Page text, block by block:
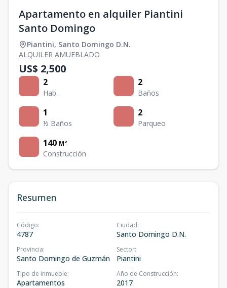
Apartamento en alquiler Piantini
Santo Domingo
Piantini, Santo Domingo D.N.
ALQUILER AMUEBLADO
US$ 2,500
2
Hab.
2
Baños
1
½ Baños
2
Parqueo
140 M²
Construcción
Resumen
Código:
4787
Ciudad:
Santo Domingo D.N.
Provincia:
Santo Domingo de Guzmán
Sector:
Piantini
Tipo de inmueble:
Apartamentos
Año de Construcción:
2017